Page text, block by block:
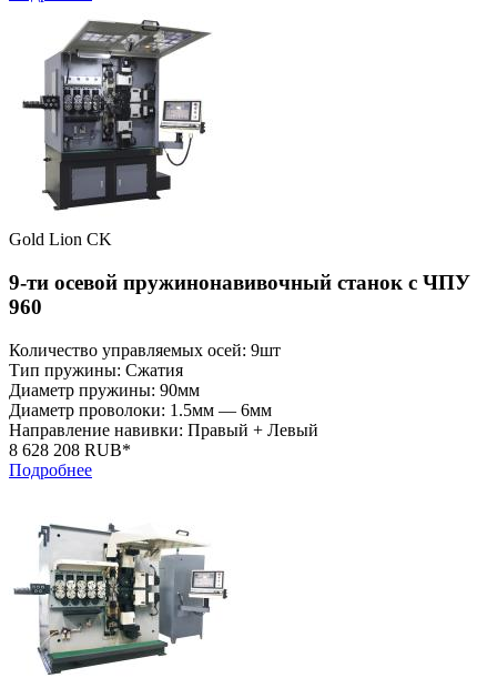
Gold Lion CK
9-ти осевой пружинонавивочный станок с ЧПУ
960
Количество управляемых осей: 9шт
Тип пружины: Сжатия
Диаметр пружины: 90мм
Диаметр проволоки: 1.5мм — 6мм
Направление навивки: Правый + Левый
8 628 208 RUB*
Подробнее